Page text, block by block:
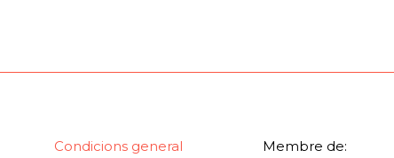
Condicions general
Membre de: